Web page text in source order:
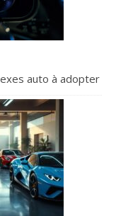
auto à adopter